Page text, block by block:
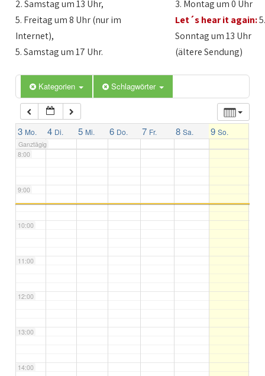
2. Samstag um 13 Uhr,
5. Freitag um 8 Uhr (nur im
Internet),
5. Samstag um 17 Uhr.
3. Montag um 0 Uhr
Let´s hear it again:
Sonntag um 13 Uhr
(ältere Sendung)
Kategorien Schlagwörter
3 Mo. 4 Di. 5 Mi. 6 Do. 7 Fr. 8 Sa. 9 So.
Ganztägig
5:00
6:00
7:00
8:00
9:00
10:00
11:00
12:00
13:00
14:00